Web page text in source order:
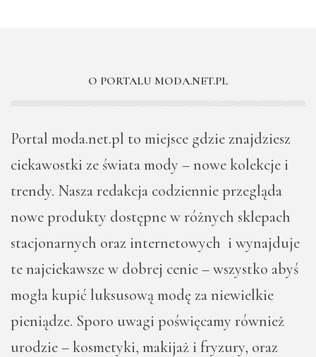
O PORTALU MODA.NET.PL
Portal moda.net.pl to miejsce gdzie znajdziesz
ciekawostki ze świata mody – nowe kolekcje i
trendy. Nasza redakcja codziennie przegląda
nowe produkty dostępne w różnych sklepach
stacjonarnych oraz internetowych i wynajduje
te najciekawsze w dobrej cenie – wszystko abyś
mogła kupić luksusową modę za niewielkie
pieniądze. Sporo uwagi poświęcamy również
urodzie – kosmetyki, makijaż i fryzury, oraz